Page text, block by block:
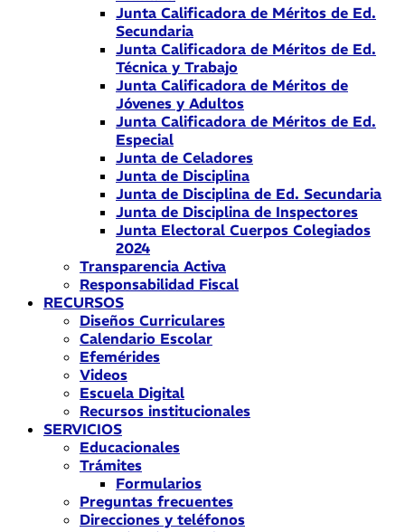
Junta Calificadora de Méritos de Ed.
Secundaria
Junta Calificadora de Méritos de Ed.
Técnica y Trabajo
Junta Calificadora de Méritos de
Jóvenes y Adultos
Junta Calificadora de Méritos de Ed.
Especial
Junta de Celadores
Junta de Disciplina
Junta de Disciplina de Ed. Secundaria
Junta de Disciplina de Inspectores
Junta Electoral Cuerpos Colegiados
2024
Transparencia Activa
Responsabilidad Fiscal
RECURSOS
Diseños Curriculares
Calendario Escolar
Efemérides
Videos
Escuela Digital
Recursos institucionales
SERVICIOS
Educacionales
Trámites
Formularios
Preguntas frecuentes
Direcciones y teléfonos